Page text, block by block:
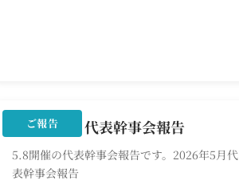
ご報告
2026年5月代表幹事会報告
5.8開催の代表幹事会報告です。2026年5月代
表幹事会報告